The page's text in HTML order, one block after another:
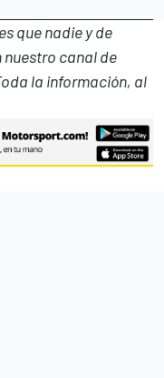
que nadie y de
nuestro canal de
la información, al